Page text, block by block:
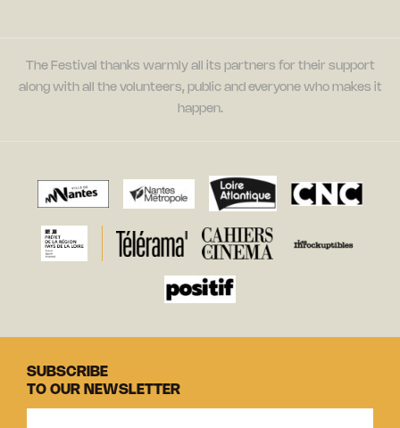
The Festival thanks warmly all its partners for their support
along with all the volunteers, public and everyone who makes it
happen.
SUBSCRIBE
TO OUR NEWSLETTER